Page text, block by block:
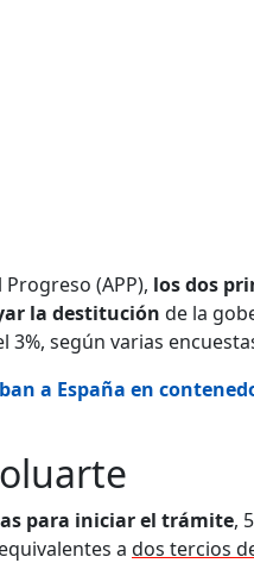
(APP), los dos
la destitución de la
según varias
a España en
para iniciar el trámite,
a dos tercios